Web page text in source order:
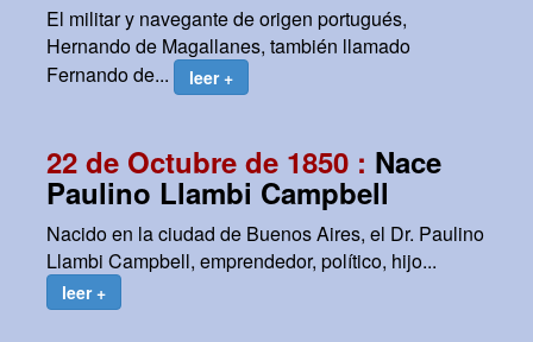
El militar y navegante de origen portugués,
Hernando de Magallanes, también llamado
Fernando de...
leer +
22 de Octubre de 1850 : Nace
Paulino Llambi Campbell
Nacido en la ciudad de Buenos Aires, el Dr. Paulino
Llambi Campbell, emprendedor, político, hijo...
leer +